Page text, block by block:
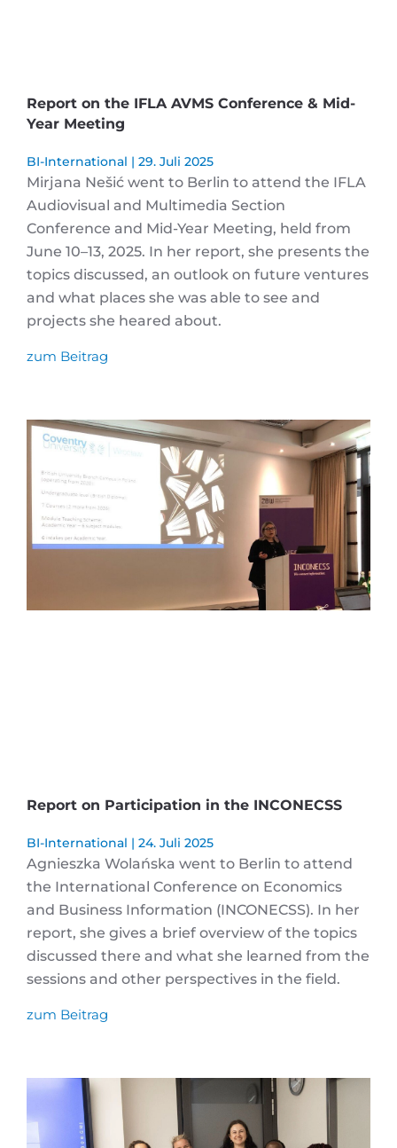
Report on the IFLA AVMS Conference & Mid-
Year Meeting
BI-International 29. Juli 2025
Mirjana Nešić went to Berlin to attend the IFLA
Audiovisual and Multimedia Section
Conference and Mid-Year Meeting, held from
June 10–13, 2025. In her report, she presents the
topics discussed, an outlook on future ventures
and what places she was able to see and
projects she heared about.
zum Beitrag
Report on Participation in the INCONECSS
BI-International 24. Juli 2025
Agnieszka Wolańska went to Berlin to attend
the International Conference on Economics
and Business Information (INCONECSS). In her
report, she gives a brief overview of the topics
discussed there and what she learned from the
sessions and other perspectives in the field.
zum Beitrag